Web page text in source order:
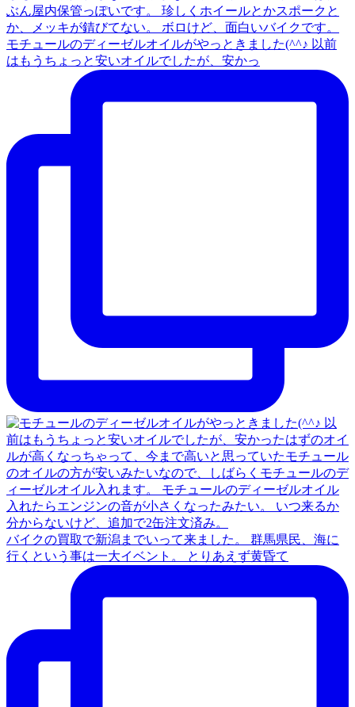
モチュールのディーゼルオイルがやっときました(^^♪ 以前
はもうちょっと安いオイルでしたが、安かっ
バイクの買取で新潟までいって来ました。 群馬県民、海に
行くという事は一大イベント。 とりあえず黄昏て